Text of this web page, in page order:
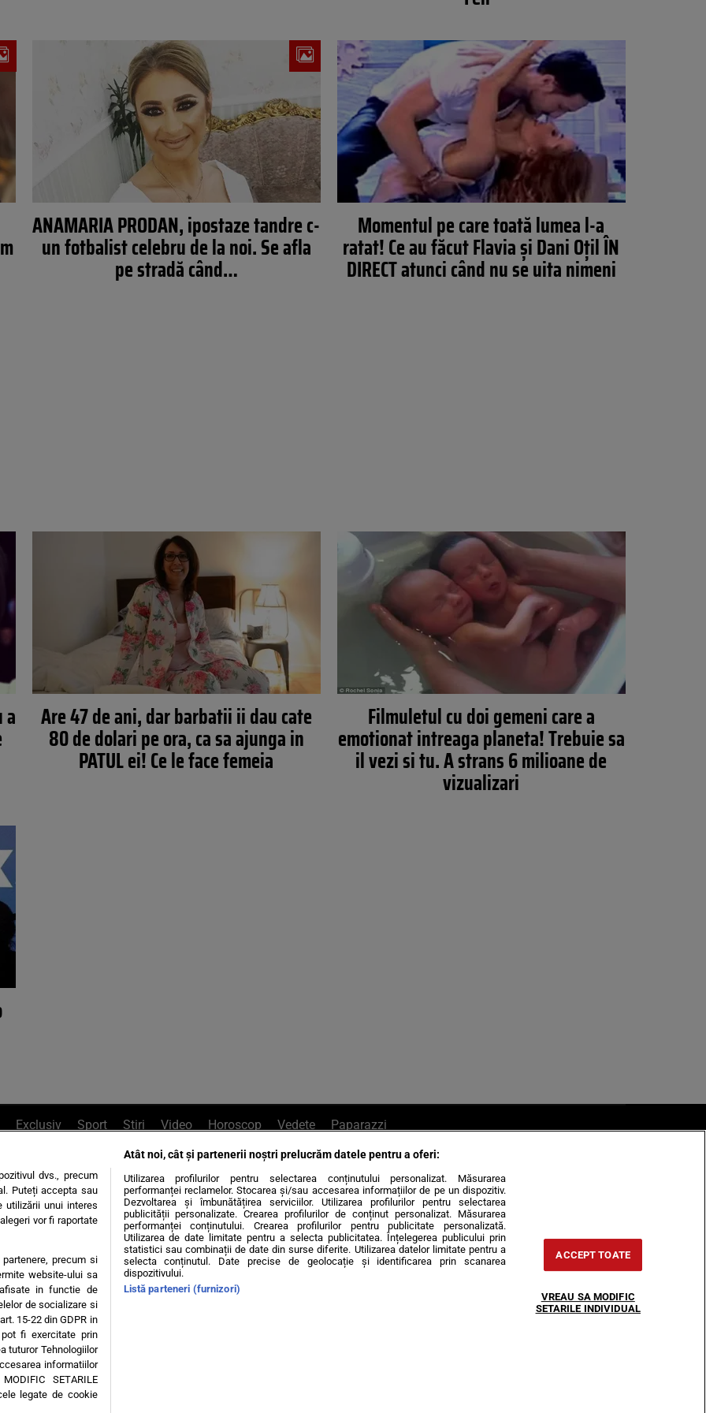
ANAMARIA PRODAN, ipostaze tandre c-
un fotbalist celebru de la noi. Se afla
pe stradă când…
Momentul pe care toată lumea l-a
ratat! Ce au făcut Flavia şi Dani Oţil ÎN
DIRECT atunci când nu se uita nimeni
a Are 47 de ani, dar barbatii ii dau cate
80 de dolari pe ora, ca sa ajunga in
PATUL ei! Ce le face femeia
Filmuletul cu doi gemeni care a
emotionat intreaga planeta! Trebuie sa
il vezi si tu. A strans 6 milioane de
vizualizari
Exclusiv Sport Știri Video Horoscop Vedete Paparazzi
, sună la 0741226226 sau trimite mail la pont@cancan.ro
Știri interne Știri externe Politică
Diete Insula Iubirii Dictionar de vise LIFE STYLE Horoscop
condiții Politica de confidențialitate
dvs., precum
Puteți accepta sau
utilizării unui interes
vor fi raportate
precum si
website-ului sa
in functie de
de socializare si
15-22 din GDPR in
fi exercitate prin
tuturor Tehnologiilor
informatiilor
SETARILE
legate de cookie
Atât noi, cât și partenerii noștri prelucrăm datele pentru a oferi:
Utilizarea profilurilor pentru selectarea conținutului personalizat. Măsurarea
performanței reclamelor. Stocarea și/sau accesarea informațiilor de pe un dispozitiv.
Dezvoltarea și îmbunătățirea serviciilor. Utilizarea profilurilor pentru selectarea
publicității personalizate. Crearea profilurilor de conținut personalizat. Măsurarea
performanței conținutului. Crearea profilurilor pentru publicitate personalizată.
Utilizarea de date limitate pentru a selecta publicitatea. Înțelegerea publicului prin
statistici sau combinații de date din surse diferite. Utilizarea datelor limitate pentru a
selecta conținutul. Date precise de geolocație și identificarea prin scanarea
dispozitivului.
Listă parteneri (furnizori)
ACCEPT TOATE
VREAU SA MODIFIC
SETARILE INDIVIDUAL